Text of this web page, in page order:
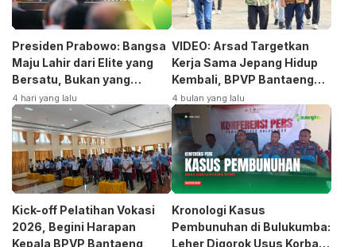
Presiden Prabowo: Bangsa
Maju Lahir dari Elite yang
Bersatu, Bukan yang
Terpecah
4 hari yang lalu
VIDEO: Arsad Targetkan
Kerja Sama Jepang Hidup
Kembali, BPVP Bantaeng
Siap Bangkitkan Jurusan
Otomotif
4 bulan yang lalu
Kick-off Pelatihan Vokasi
2026, Begini Harapan
Kepala BPVP Bantaeng
Kronologi Kasus
Pembunuhan di Bulukumba:
Leher Digorok Usus Korban